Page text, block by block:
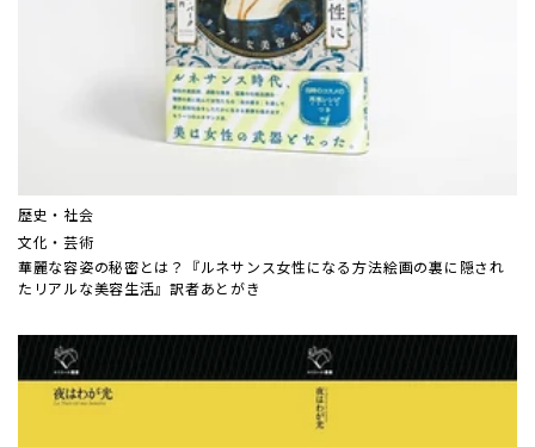
歴史・社会
文化・芸術
華麗な容姿の秘密とは？『ルネサンス女性になる方法――絵画の裏に隠され
たリアルな美容生活』訳者あとがき